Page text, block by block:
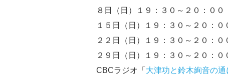
８日（日）１９：３０～２０：００
１５日（日）１９：３０～２０：０
２２日（日）１９：３０～２０：０
２９日（日）１９：３０～２０：０
CBCラジオ「 大津功と鈴木絢音の通